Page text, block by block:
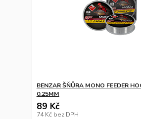
BENZAR ŠŇŮRA MONO FEEDER
0.25MM
89 Kč
74 Kč bez DPH